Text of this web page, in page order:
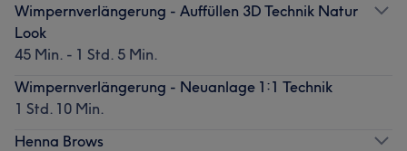
Wimpernverlängerung - Auffüllen 3D Technik Natur
Look
45 Min. - 1 Std. 5 Min.
Wimpernverlängerung - Neuanlage 1:1 Technik
1 Std. 10 Min.
Henna Brows